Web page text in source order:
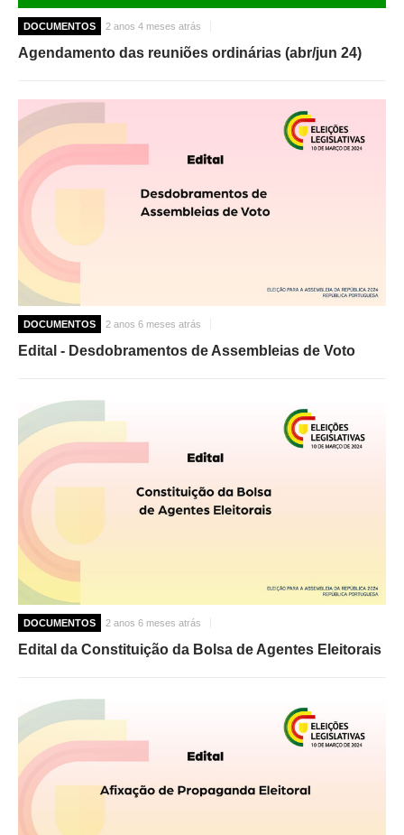
DOCUMENTOS 2 anos 4 meses atrás
Agendamento das reuniões ordinárias (abr/jun 24)
DOCUMENTOS 2 anos 6 meses atrás
Edital - Desdobramentos de Assembleias de Voto
DOCUMENTOS 2 anos 6 meses atrás
Edital da Constituição da Bolsa de Agentes Eleitorais